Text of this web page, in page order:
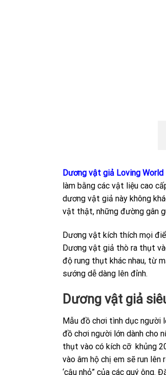
Dương vật giả Loving World
làm bằng các vật liệu cao
dương vật giả này không
vật thật, những đường gân
Dương vật kích thích mọi
Dương vật giả thò ra thụt
độ rung thụt khác nhau, từ
sướng dễ dàng lên đỉnh.
Dương vật giả
Mẫu đồ chơi tình dục người
đồ chơi người lớn dành cho
thụt vào có kích cỡ khủng
vào âm hộ chị em sẽ run
‘cậu nhỏ” của các quý ông.